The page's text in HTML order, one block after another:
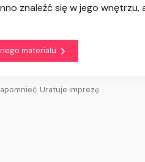
znaleźć się w jego
materiału
Uratuje imprezę